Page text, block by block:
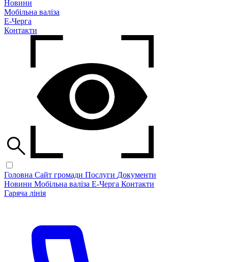
Новини
Мобільна валіза
Е-Черга
Контакти
Головна Сайт громади Послуги Документи
Новини Мобільна валіза Е-Черга Контакти
Гаряча лінія